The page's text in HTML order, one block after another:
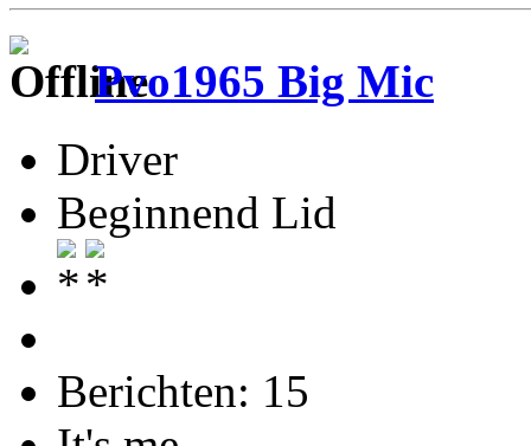
Pvo1965 Big Mic
Driver
Beginnend Lid
Berichten: 15